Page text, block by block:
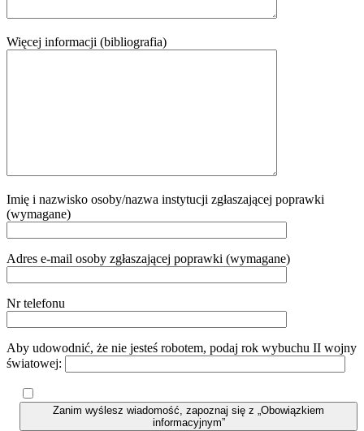
Więcej informacji (bibliografia)
Imię i nazwisko osoby/nazwa instytucji zgłaszającej poprawki
(wymagane)
Adres e-mail osoby zgłaszającej poprawki (wymagane)
Nr telefonu
Aby udowodnić, że nie jesteś robotem, podaj rok wybuchu II wojny
światowej:
Zanim wyślesz wiadomość, zapoznaj się z „Obowiązkiem
informacyjnym”